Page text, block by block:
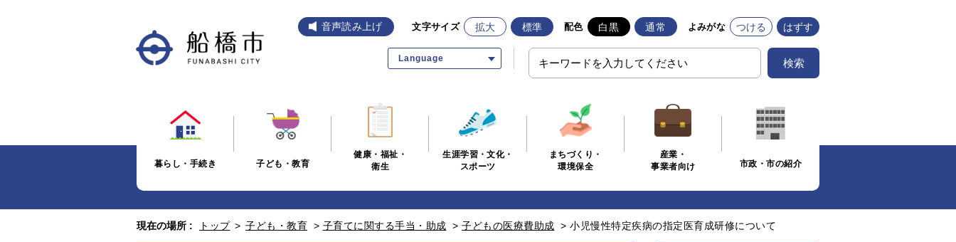
音声読み上げ 文字サイズ 拡大 標準 配色 白黒 通常 よみがな つける はずす
Language 検索
暮らし・手続き 子ども・教育
健康・福祉・
衛生
生涯学習・文化・
スポーツ
まちづくり・
環境保全
産業・
事業者向け
市政・市の紹介
現在の場所 : トップ > 子ども・教育 > 子育てに関する手当・助成 > 子どもの医療費助成 > 小児慢性特定疾病の指定医育成研修について